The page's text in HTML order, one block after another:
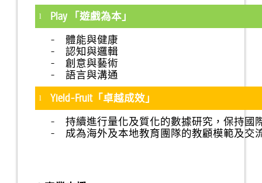
l Play
「遊戲為本」
- 體能與健康
- 認知與邏輯
- 創意與藝術
- 語言與溝通
l Yield-Fruit「卓越成效」
- 持續進行量化及質化的數據研究，保持國
- 成為海外及本地教育團隊的教顧模範及交